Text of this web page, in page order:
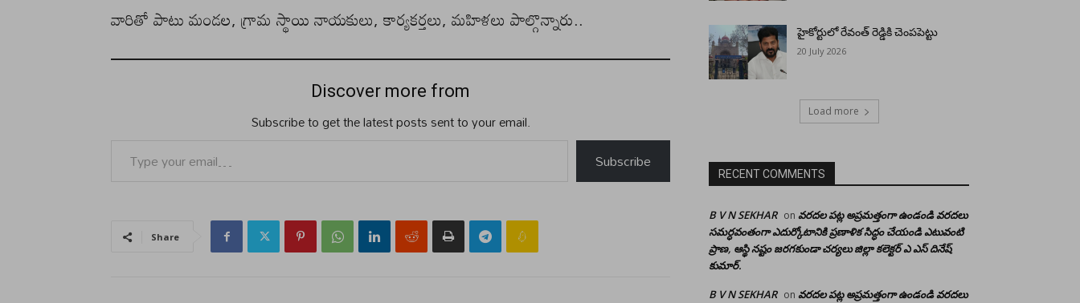
వారితో పాటు మండల, గ్రామ స్థాయి నాయకులు, కార్యకర్తలు, మహిళలు పాల్గొన్నారు..
Discover more from
Subscribe to get the latest posts sent to your email.
Subscribe
Share
హైకోర్టులో రేవంత్ రెడ్డికి చెంపపెట్టు
20 July 2026
Load more
RECENT COMMENTS
B V N SEKHAR on వరదల పట్ల అప్రమత్తంగా ఉండండి వరదలు
సమర్ధవంతంగా ఎదుర్కోటానికి ప్రణాళిక సిద్ధం చేయండి ఎటువంటి
ప్రాణ, ఆస్థి నష్టం జరగకుండా చర్యలు జిల్లా కలెక్టర్ ఎ ఎస్ దినేష్
కుమార్.
B V N SEKHAR on వరదల పట్ల అప్రమత్తంగా ఉండండి వరదలు